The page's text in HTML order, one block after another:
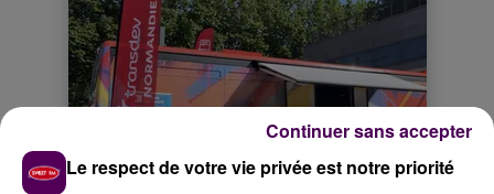
Le respect de votre vie privée est notre priorité
Continuer sans accepter